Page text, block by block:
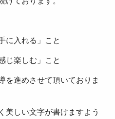
に入れる」こと
じ楽しむ」こと
を進めさせて頂いておりま
美しい文字が書けますよう